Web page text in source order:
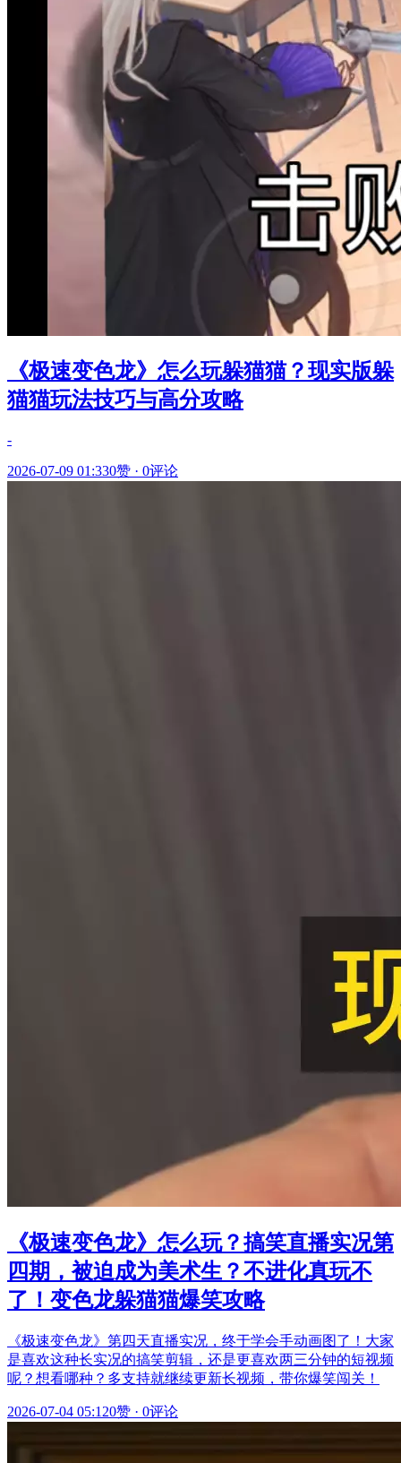
《极速变色龙》怎么玩躲猫猫？现实版躲
猫猫玩法技巧与高分攻略
-
2026-07-09 01:330赞 · 0评论
《极速变色龙》怎么玩？搞笑直播实况第
四期，被迫成为美术生？不进化真玩不
了！变色龙躲猫猫爆笑攻略
《极速变色龙》第四天直播实况，终于学会手动画图了！大家
是喜欢这种长实况的搞笑剪辑，还是更喜欢两三分钟的短视频
呢？想看哪种？多支持就继续更新长视频，带你爆笑闯关！
2026-07-04 05:120赞 · 0评论